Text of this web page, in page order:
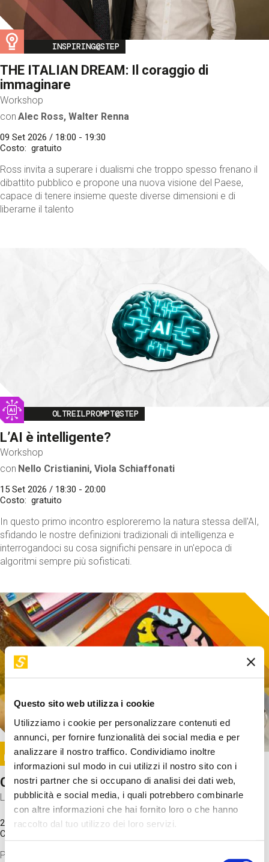
Questo sito web utilizza i cookie
Utilizziamo i cookie per personalizzare contenuti ed
annunci, per fornire funzionalità dei social media e per
analizzare il nostro traffico. Condividiamo inoltre
informazioni sul modo in cui utilizzi il nostro sito con i
nostri partner che si occupano di analisi dei dati web,
pubblicità e social media, i quali potrebbero combinarle
con altre informazioni che hai fornito loro o che hanno
raccolto dal tuo utilizzo dei loro servizi.
Selezione
Image
INSPIRING@STEP
THE ITALIAN DREAM: Il coraggio di
immaginare
Workshop
con Alec Ross, Walter Renna
09 Set 2026 / 18:00 - 19:30
Costo
gratuito
Ross invita a superare i dualismi che troppo spesso frenano il
dibattito pubblico e propone una nuova visione del Paese,
capace di tenere insieme queste diverse dimensioni e di
liberarne il talento
Image
OLTREILPROMPT@STEP
L’AI è intelligente?
Workshop
con Nello Cristianini, Viola Schiaffonati
15 Set 2026 / 18:30 - 20:00
Costo
gratuito
In questo primo incontro esploreremo la natura stessa dell'AI,
sfidando le nostre definizioni tradizionali di intelligenza e
interrogandoci su cosa significhi pensare in un'epoca di
algoritmi sempre più sofisticati.
Image
SUNDAY@STEP
Come funziona il cervello?
Laboratorio
20 Set 2026 / 11:15 - 13:00
Costo
Proveremo a costruire un cervello in cartoncino cercando di